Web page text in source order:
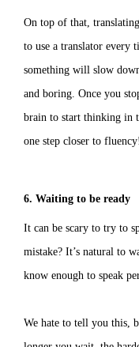
On top of that,
to use a translator every
something will slow
and boring. Once you
brain to start thinking in
one step closer to fluency!
6. Waiting to be ready
It can be scary to try to
mistake? It’s natural to
know enough to speak
We hate to tell you this,